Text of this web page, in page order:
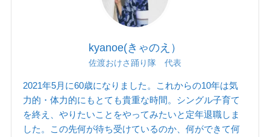
kyanoe(きゃのえ）
佐渡おけさ踊り隊 代表
2021年5月に60歳になりました。これからの10年は気
力的・体力的にもとても貴重な時間。シングル子育て
を終え、やりたいことをやってみたいと定年退職しま
した。この先何が待ち受けているのか、何ができて何